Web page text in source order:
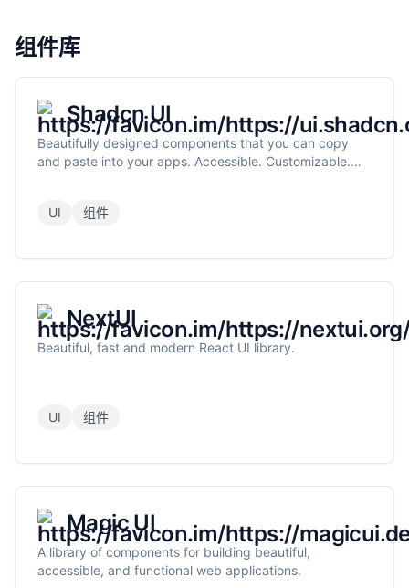
组件库
Shadcn UI
Beautifully designed components that you can copy
and paste into your apps. Accessible. Customizable.
UI 组件
NextUI
Beautiful, fast and modern React UI library.
UI 组件
Magic UI
A library of components for building beautiful,
accessible, and functional web applications.